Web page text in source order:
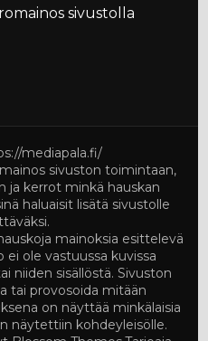
sivustolla
mediapala.fi/
sivuston toimintaan,
kerrot minkä hauskan
haluaisit lisätä sivustolle
mainoksia esittelevä
ei ole vastuussa kuvissa
niiden sisällöstä. Sivuston
tai provosoida mitään
on näyttää minkälaisia
näytettiin kohdeyleisölle.